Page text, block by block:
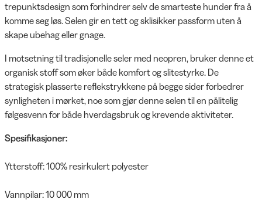
trepunktsdesign som forhindrer selv de smarteste hunder fra å
komme seg løs. Selen gir en tett og sklisikker passform uten å
skape ubehag eller gnage.
I motsetning til tradisjonelle seler med neopren, bruker denne et
organisk stoff som øker både komfort og slitestyrke. De
strategisk plasserte reflekstrykkene på begge sider forbedrer
synligheten i mørket, noe som gjør denne selen til en pålitelig
følgesvenn for både hverdagsbruk og krevende aktiviteter.
Spesifikasjoner:
Ytterstoff: 100% resirkulert polyester
Vannpilar: 10 000 mm